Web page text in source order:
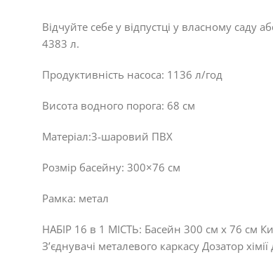
Відчуйте себе у відпустці у власному саду
4383 л.
Продуктивність насоса: 1136 л/год
Висота водного порога: 68 см
Матеріал:3-шаровий ПВХ
Розмір басейну: 300×76 см
Рамка: метал
НАБІР 16 в 1 МІСТЬ: Басейн 300 см х 76 см
З’єднувачі металевого каркасу Дозатор